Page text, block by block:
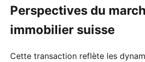
Perspectives du
immobilier suisse
Cette transaction reflète les